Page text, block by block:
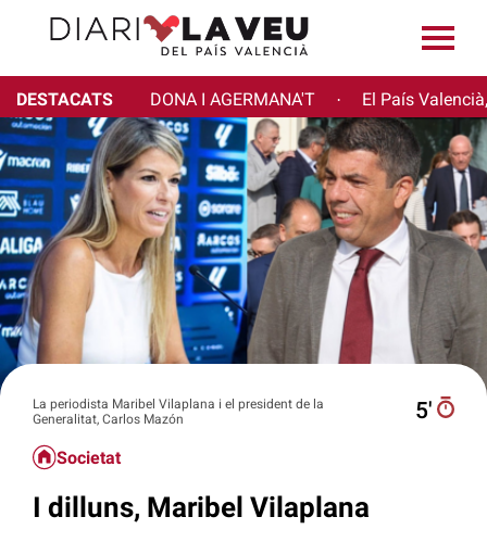
DESTACATS DONA I AGERMANA'T · El País
La periodista Maribel Vilaplana i el president de la
Generalitat, Carlos Mazón
5′
Societat
I dilluns, Maribel Vilaplana